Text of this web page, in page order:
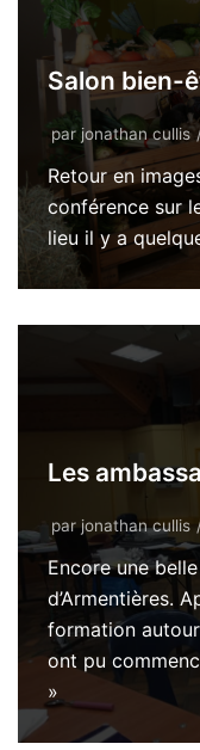
Salon bien-
par jonathan cullis
Retour en
conférence sur
lieu il y a
Les
parjonathan cullis
Encore une
d’Armentières.
formation
ont pu
»